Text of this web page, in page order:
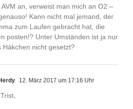
AVM an, verweist man mich an O2 –
Kann nicht mal jemand, der
zum Laufen gebracht hat, die
posten!? Unter Umständen ist ja nur
Häkchen nicht gesetzt?
12. März 2017 um 17:16 Uhr